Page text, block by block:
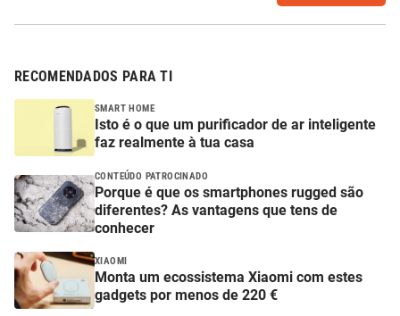
RECOMENDADOS PARA TI
SMART HOME
Isto é o que um purificador de ar inteligente
faz realmente à tua casa
CONTEÚDO PATROCINADO
Porque é que os smartphones rugged são
diferentes? As vantagens que tens de
conhecer
XIAOMI
Monta um ecossistema Xiaomi com estes
gadgets por menos de 220 €